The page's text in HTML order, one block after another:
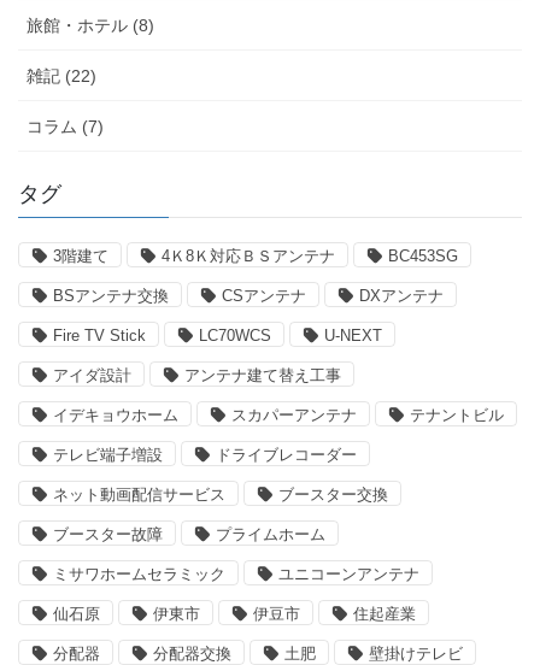
旅館・ホテル (8)
雑記 (22)
コラム (7)
タグ
3階建て 4Ｋ8Ｋ対応ＢＳアンテナ BC453SG
BSアンテナ交換 CSアンテナ DXアンテナ
Fire TV Stick LC70WCS U-NEXT
アイダ設計 アンテナ建て替え工事
イデキョウホーム スカパーアンテナ テナントビル
テレビ端子増設 ドライブレコーダー
ネット動画配信サービス ブースター交換
ブースター故障 プライムホーム
ミサワホームセラミック ユニコーンアンテナ
仙石原 伊東市 伊豆市 住起産業
分配器 分配器交換 土肥 壁掛けテレビ